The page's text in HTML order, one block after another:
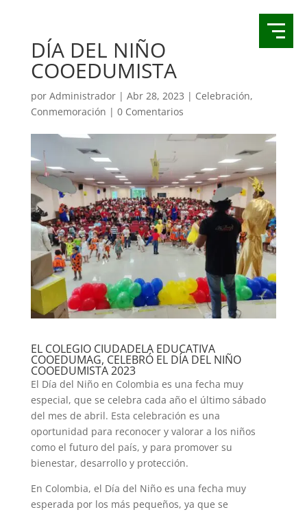
DÍA DEL NIÑO
COOEDUMISTA
por Administrador| Abr 28, 2023 | Celebración,
Conmemoración | 0 Comentarios
EL COLEGIO CIUDADELA EDUCATIVA
COOEDUMAG, CELEBRÓ EL DÍA DEL NIÑO
COOEDUMISTA 2023
El Día del Niño en Colombia es una fecha muy
especial, que se celebra cada año el último sábado
del mes de abril. Esta celebración es una
oportunidad para reconocer y valorar a los niños
como el futuro del país, y para promover su
bienestar, desarrollo y protección.
En Colombia, el Día del Niño es una fecha muy
esperada por los más pequeños, ya que se